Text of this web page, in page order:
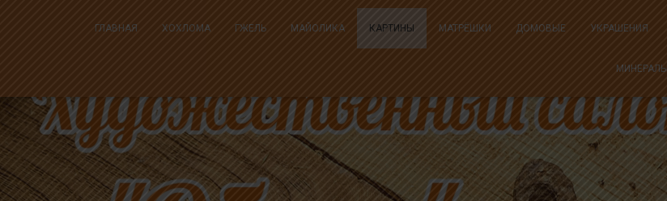
ГЛАВНАЯ ХОХЛОМА ГЖЕЛЬ МАЙОЛИКА КАРТИНЫ МАТРЁШКИ ДОМОВЫЕ УКРАШЕНИЯ
МИНЕРАЛЫ
Картины